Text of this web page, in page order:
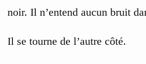
noir. Il n’entend aucun bruit
Il se tourne de l’autre côté.